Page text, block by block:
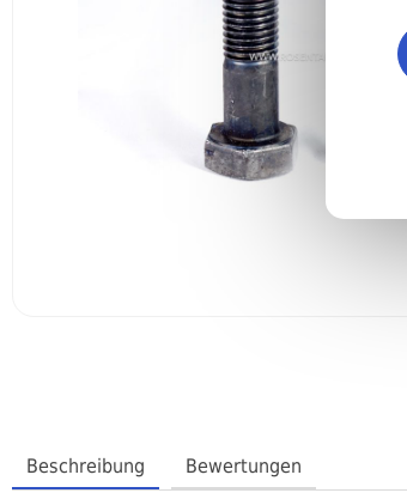
Beschreibung Bewertungen